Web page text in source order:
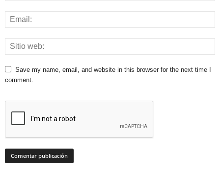
Save my name, email, and website in this browser for the next time I
comment.